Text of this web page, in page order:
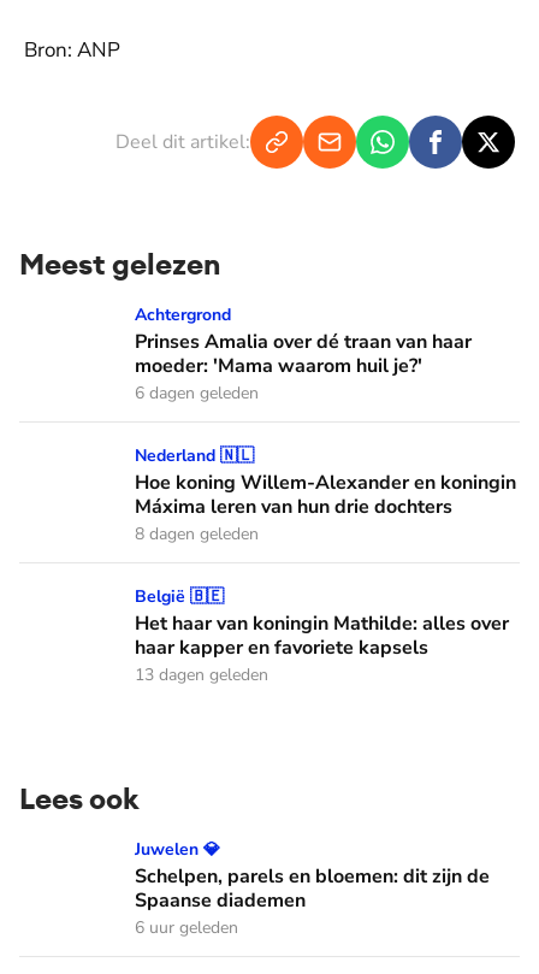
Bron: ANP
Deel dit artikel:
Meest gelezen
Prinses Amalia over dé traan van haar moeder: 'Mama
Achtergrond
Prinses Amalia over dé traan van haar
moeder: 'Mama waarom huil je?'
6 dagen geleden
Hoe koning Willem-Alexander en koningin Máxima leren
Nederland 🇳🇱
Hoe koning Willem-Alexander en koningin
Máxima leren van hun drie dochters
8 dagen geleden
Het haar van koningin Mathilde: alles over haar kapper en
België 🇧🇪
Het haar van koningin Mathilde: alles over
haar kapper en favoriete kapsels
13 dagen geleden
Lees ook
Schelpen, parels en bloemen: dit zijn de Spaanse diademen
Juwelen 💎
Schelpen, parels en bloemen: dit zijn de
Spaanse diademen
6 uur geleden